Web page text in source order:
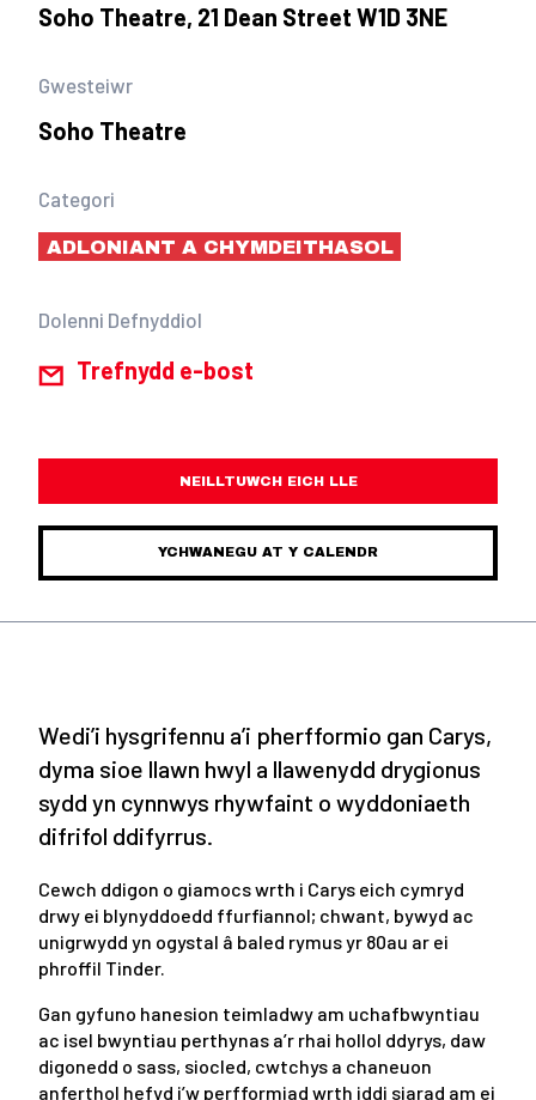
Soho Theatre, 21 Dean Street W1D 3NE
Gwesteiwr
Soho Theatre
Categori
ADLONIANT A CHYMDEITHASOL
Dolenni Defnyddiol
Trefnydd e-bost
NEILLTUWCH EICH LLE
YCHWANEGU AT Y CALENDR
Wedi’i hysgrifennu a’i pherfformio gan Carys,
dyma sioe llawn hwyl a llawenydd drygionus
sydd yn cynnwys rhywfaint o wyddoniaeth
difrifol ddifyrrus.
Cewch ddigon o giamocs wrth i Carys eich cymryd
drwy ei blynyddoedd ffurfiannol; chwant, bywyd ac
unigrwydd yn ogystal â baled rymus yr 80au ar ei
phroffil Tinder.
Gan gyfuno hanesion teimladwy am uchafbwyntiau
ac isel bwyntiau perthynas a’r rhai hollol ddyrys, daw
digonedd o sass, siocled, cwtchys a chaneuon
anferthol hefyd i’w perfformiad wrth iddi siarad am ei